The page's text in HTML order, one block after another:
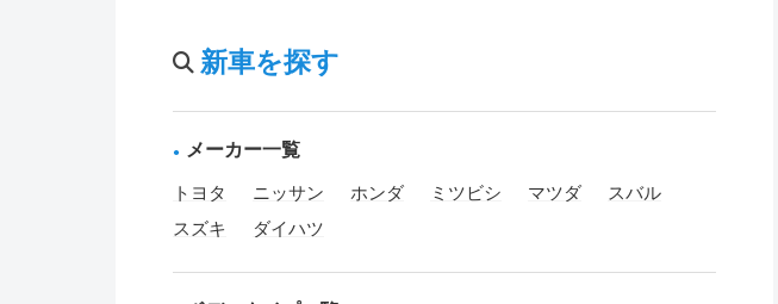
新車を探す
メーカー一覧
トヨタ ニッサン ホンダ ミツビシ マツダ
スバル
スズキ
ダイハツ